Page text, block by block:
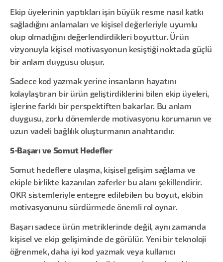
Ekip üyelerinin yaptıkları işin büyük resme nasıl katkı
sağladığını anlamaları ve kişisel değerleriyle uyumlu
olup olmadığını değerlendirdikleri boyuttur. Ürün
vizyonuyla kişisel motivasyonun kesiştiği noktada güçlü
bir anlam duygusu oluşur.
Sadece kod yazmak yerine insanların hayatını
kolaylaştıran bir ürün geliştirdiklerini bilen ekip üyeleri,
işlerine farklı bir perspektiften bakarlar. Bu anlam
duygusu, zorlu dönemlerde motivasyonu korumanın ve
uzun vadeli bağlılık oluşturmanın anahtarıdır.
5-Başarı ve Somut Hedefler
Somut hedeflere ulaşma, kişisel gelişim sağlama ve
ekiple birlikte kazanılan zaferler bu alanı şekillendirir.
OKR sistemleriyle entegre edilebilen bu boyut, ekibin
motivasyonunu sürdürmede önemli rol oynar.
Başarı sadece ürün metriklerinde değil, aynı zamanda
kişisel ve ekip gelişiminde de görülür. Yeni bir teknoloji
öğrenmek, daha iyi kod yazmak veya kullanıcı